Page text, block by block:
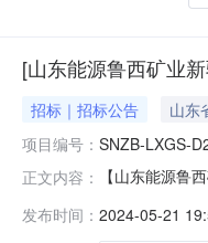
[山东能源鲁西矿业
招标｜招标公告 山东
项目编号： SNZB-LXGS-
正文内容：
【山东能源鲁
告//
发布时间： 2024-05-21